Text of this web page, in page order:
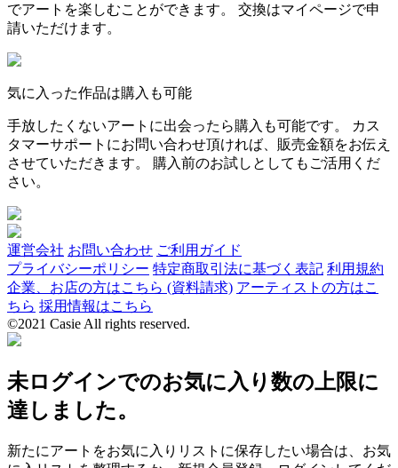
でアートを楽しむことができます。 交換はマイページで申
請いただけます。
気に入った作品は購入も可能
手放したくないアートに出会ったら購入も可能です。 カス
タマーサポートにお問い合わせ頂ければ、販売金額をお伝え
させていただきます。 購入前のお試しとしてもご活用くだ
さい。
運営会社 お問い合わせ ご利用ガイド
プライバシーポリシー 特定商取引法に基づく表記 利用規約
企業、お店の方はこちら (資料請求) アーティストの方はこ
ちら 採用情報はこちら
©2021 Casie All rights reserved.
未ログインでのお気に入り数の上限に
達しました。
新たにアートをお気に入りリストに保存したい場合は、お気